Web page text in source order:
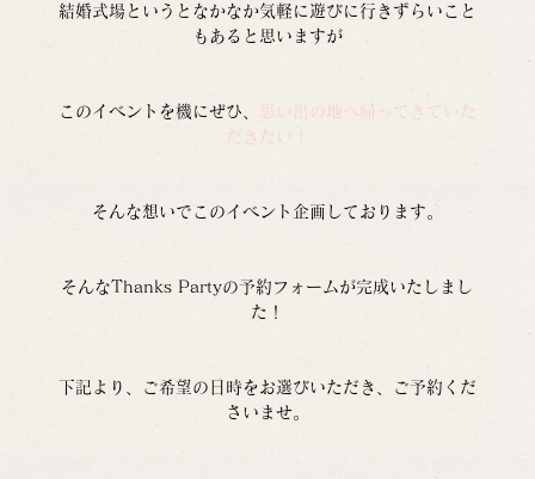
結婚式場というとなかなか気軽に遊びに行きずらいこと
もあると思いますが
このイベントを機にぜひ、
思い出の地へ帰ってきていた
だきたい！
そんな想いでこのイベント企画しております。
そんなThanks Partyの予約フォームが完成いたしまし
た！
下記より、ご希望の日時をお選びいただき、ご予約くだ
さいませ。